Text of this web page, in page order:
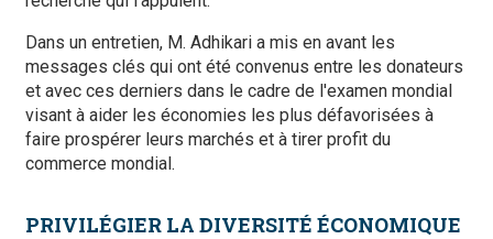
Dans un entretien, M. Adhikari a mis en avant les
messages clés qui ont été convenus entre les donateurs
et avec ces derniers dans le cadre de l'examen mondial
visant à aider les économies les plus défavorisées à
faire prospérer leurs marchés et à tirer profit du
commerce mondial.
PRIVILÉGIER LA DIVERSITÉ ÉCONOMIQUE